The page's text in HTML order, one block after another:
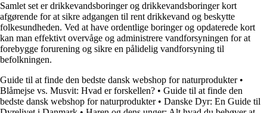
Samlet set er drikkevandsboringer og drikkevandsboringer kort
afgørende for at sikre adgangen til rent drikkevand og beskytte
folkesundheden. Ved at have ordentlige boringer og opdaterede kort
kan man effektivt overvåge og administrere vandforsyningen for at
forebygge forurening og sikre en pålidelig vandforsyning til
befolkningen.
Guide til at finde den bedste dansk webshop for naturprodukter•
Blåmejse vs. Musvit: Hvad er forskellen? • Guide til at finde den
bedste dansk webshop for naturprodukter• Danske Dyr: En Guide til